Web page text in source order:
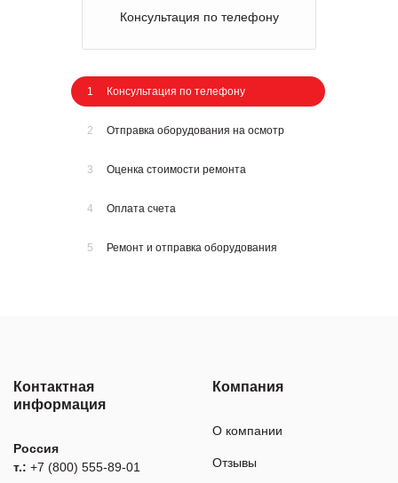
Консультация по телефону
1 Консультация по телефону
2 Отправка оборудования на осмотр
3 Оценка стоимости ремонта
4 Оплата счета
5 Ремонт и отправка оборудования
Контактная
информация
Россия
т.: +7 (800) 555-89-01
Компания
О компании
Отзывы